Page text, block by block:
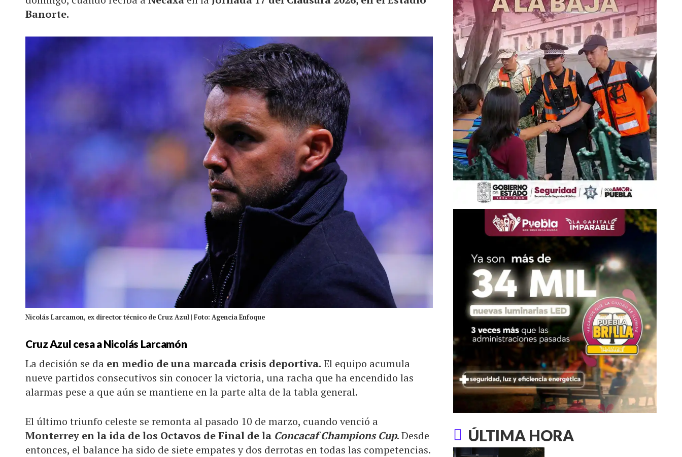
Banorte.
Nicolás Larcamon, ex director técnico de Cruz Azul | Foto: Agencia Enfoque
Cruz Azul cesa a Nicolás Larcamón
La decisión se da en medio de una marcada crisis deportiva. El equipo acumula
nueve partidos consecutivos sin conocer la victoria, una racha que ha encendido las
alarmas pese a que aún se mantiene en la parte alta de la tabla general.
El último triunfo celeste se remonta al pasado 10 de marzo, cuando venció a
Monterrey en la ida de los Octavos de Final de la Concacaf Champions Cup. Desde
entonces, el balance ha sido de siete empates y dos derrotas en todas las competencias.
ÚLTIMA HORA